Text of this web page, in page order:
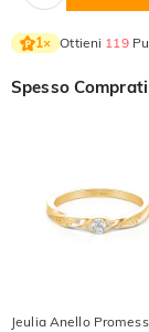
1× Ottieni 119
Spesso
Jeulia Anello